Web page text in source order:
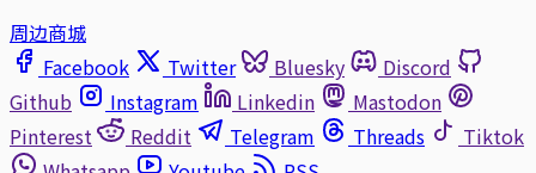
周边商城
Facebook
Twitter Bluesky
Discord
Github
Instagram Linkedin
Mastodon
Pinterest
Reddit Telegram Threads
Tiktok